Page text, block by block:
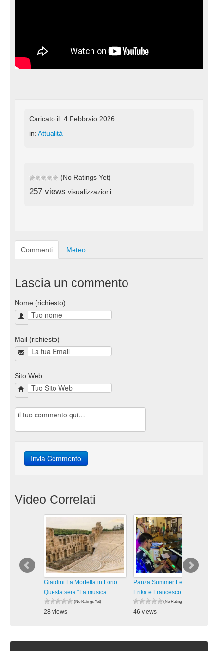
Caricato il: 4 Febbraio 2026
in: Attualità
(No Ratings Yet)
257 views visualizzazioni
Commenti Meteo
Lascia un commento
Nome (richiesto)
Mail (richiesto)
Sito Web
Video Correlati
Giardini La Mortella in Forio.
Questa sera “La musica
(No Ratings Yet)
28 views
Panza Summer Fest 2026.
Erika e Francesco in “Vivo
(No Ratings Yet)
46 views